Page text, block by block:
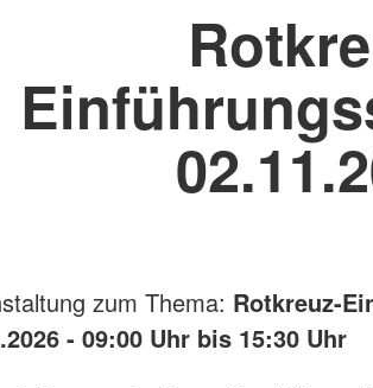
zum Thema: Rotkreuz-
- 09:00 Uhr bis 15:30 Uhr